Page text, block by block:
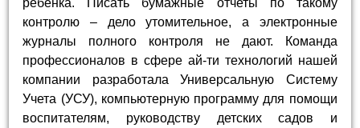
ребенка. Писать бумажные отчеты по такому
контролю – дело утомительное, а электронные
журналы полного контроля не дают. Команда
профессионалов в сфере ай-ти технологий нашей
компании разработала Универсальную Систему
Учета (УСУ), компьютерную программу для помощи
воспитателям, руководству детских садов и